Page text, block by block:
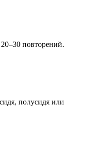
повторений.
полусидя или